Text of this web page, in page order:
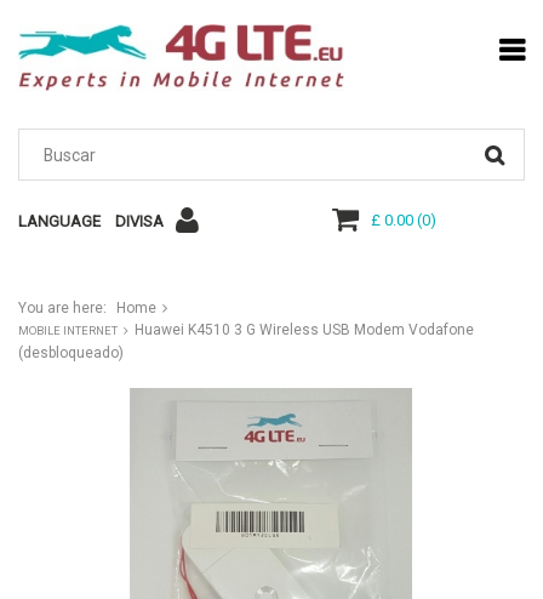
LANGUAGE DIVISA £ 0.00(0)
You are here: Home
MOBILE INTERNET
Huawei K4510 3 G Wireless USB Modem Vodafone
(desbloqueado)